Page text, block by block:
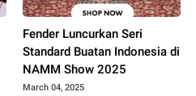
Fender Luncurkan Seri
Standard Buatan Indonesia di
NAMM Show 2025
March 04, 2025